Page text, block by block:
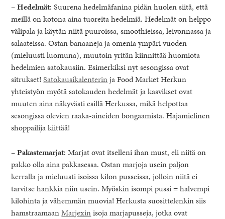
–Hedelmät: Suurena hedelmäfanina pidän huolen siitä, että
meillä on kotona aina tuoreita hedelmiä. Hedelmät on helppo
välipala ja käytän niitä puuroissa, smoothieissa, leivonnassa ja
salaateissa. Ostan banaaneja ja omenia ympäri vuoden
(mieluusti luomuna), muutoin yritän kiinnittää huomiota
hedelmien satokausiin. Esimerkiksi nyt sesongissa ovat
sitrukset!Satokausikalenterinja Food Market Herkun
yhteistyön myötä satokauden hedelmät ja kasvikset ovat
muuten aina näkyvästi esillä Herkussa, mikä helpottaa
sesongissa olevien raaka-aineiden bongaamista. Hajamielinen
shoppailija kiittää!
–Pakastemarjat: Marjat ovat itselleni ihan must, eli niitä on
pakko olla aina pakkasessa. Ostan marjoja usein paljon
kerralla ja mieluusti isoissa kilon pusseissa, jolloin niitä ei
tarvitse hankkia niin usein. Myöskin isompi pussi = halvempi
kilohinta ja vähemmän muovia! Herkusta suosittelenkin siis
hamstraamaanMarjexinisoja marjapusseja, jotka ovat